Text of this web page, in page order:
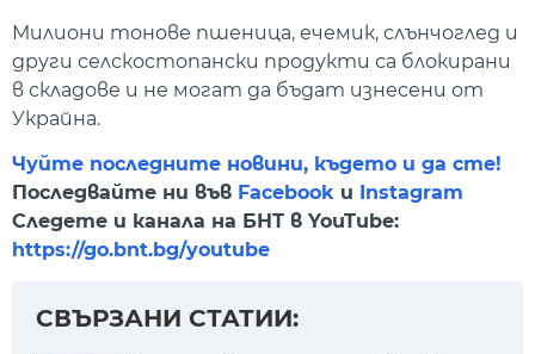
Милиони тонове пшеница, ечемик, слънчоглед и
други селскостопански продукти са блокирани
в складове и не могат да бъдат изнесени от
Украйна.
Чуйте последните новини, където и да сте!
Последвайте ни във Facebook и Instagram
Следете и канала на БНТ в YouTube:
https://go.bnt.bg/youtube
СВЪРЗАНИ СТАТИИ: